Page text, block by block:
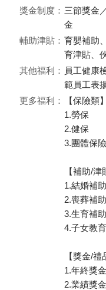
獎金制度： 三節獎金
金
輔助津貼： 育嬰補助
育津貼、
其他福利： 員工健康
範員工表
更多福利：
【保險類】
1.勞保
2.健保
3.團體保險
【補助/津
1.結婚補助
2.喪葬補助
3.生育補助
4.子女教
【獎金/禮
1.年終獎金
2.業績獎金